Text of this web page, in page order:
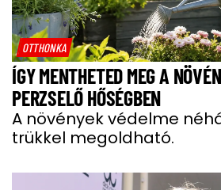
OTTHONKA
ÍGY MENTHETED MEG A
PERZSELŐ HŐSÉGBEN
A növények védelme
trükkel megoldható.